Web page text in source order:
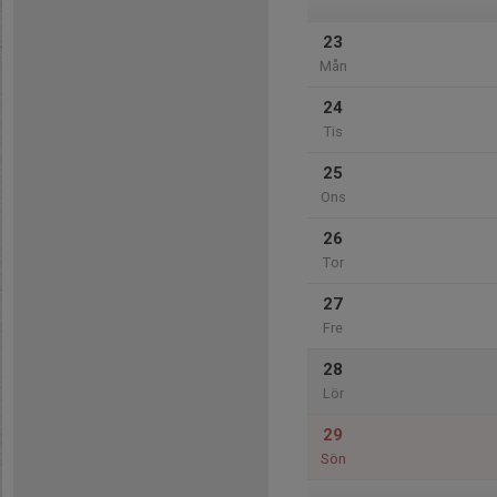
23
Mån
24
Tis
25
Ons
26
Tor
27
Fre
28
Lör
29
Sön